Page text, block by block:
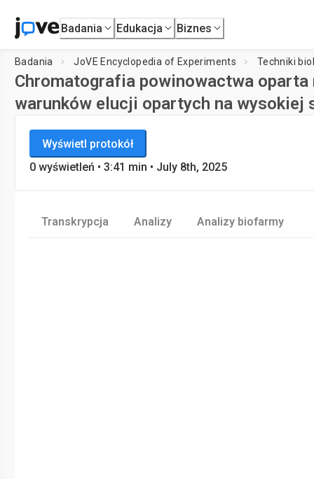
Badania Edukacja Biznes
Badania JoVE Encyclopedia of Experiments Techniki
Chromatografia powinowactwa
warunków elucji opartych na wysokiej
JoVE Encyclopedia of Experiments
Techniki biologiczne
Wyświetl protokół
0 wyświetleń • 3:41 min • July 8th, 2025
Transkrypcja Analizy Analizy biofarmy